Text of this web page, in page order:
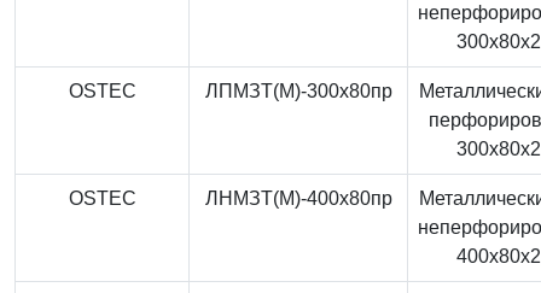
OSTEC ЛПМЗТ(М)-300x80пр
OSTEC ЛНМЗТ(М)-400x80пр